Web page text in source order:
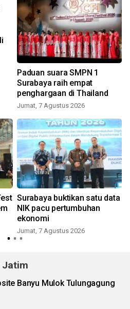
Paduan suara SMPN 1
Surabaya raih empat
penghargaan di Thailand
Jumat, 7 Agustus 2026
Surabaya buktikan satu data
NIK pacu pertumbuhan
ekonomi
Jumat, 7 Agustus 2026
Jatim
Banyu Mulok Tulungagung